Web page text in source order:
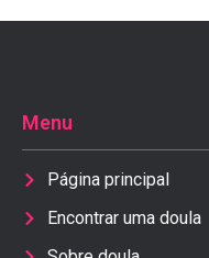
Menu
Página principal
Encontrar uma doula